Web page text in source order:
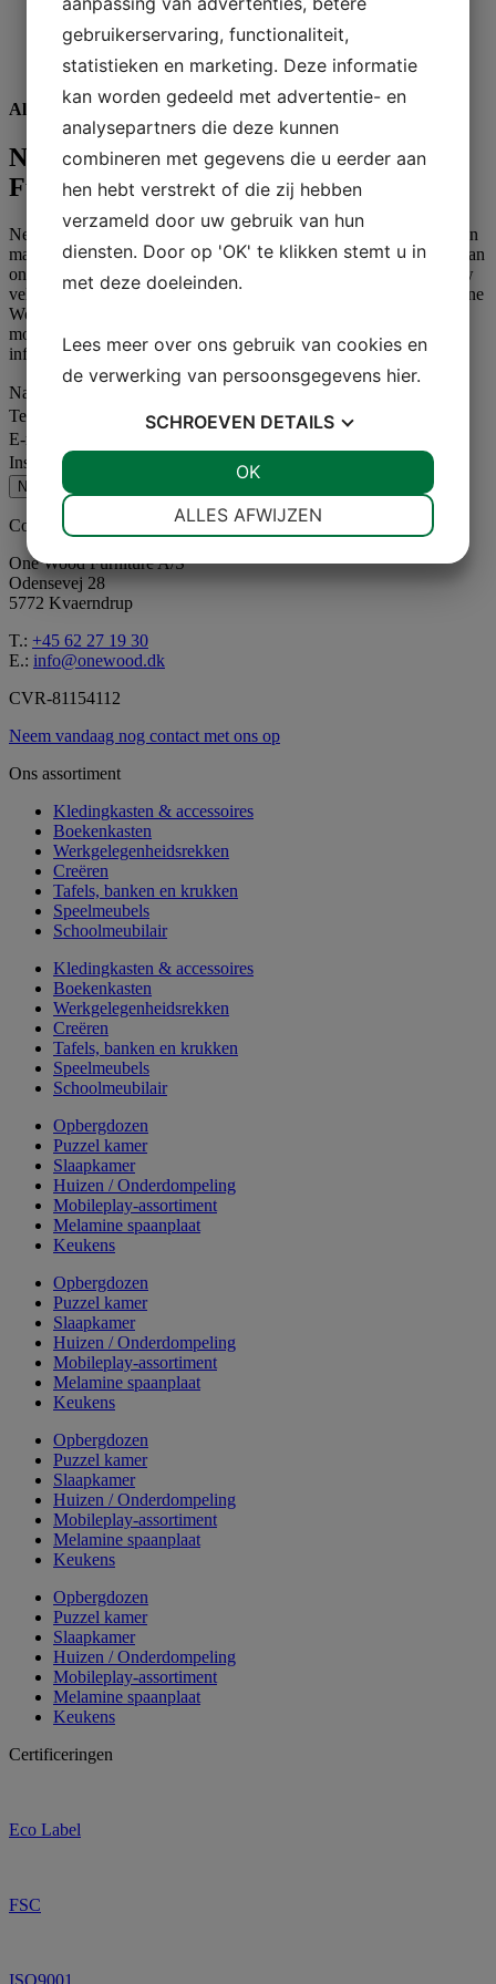
Als je meer wilt weten...
Neem contact op met One Wood
Furniture
Neem contact op met One Wood Furniture als u meer informatie en
materialen nodig heeft - of als u persoonlijk contact wilt met een van
onze adviseurs en adviseurs, die u veel meer kan vertellen over uw
vele mogelijkheden met meubilair voor de instelling/school van One
Wood Furniture. Vul het contactformulier in en wij nemen zo snel
mogelijk contact met u op met de contactpersoon of de gewenste
informatie.
Naam
Telefoon
E-mail
Instelling, school of organisatie
Neem contact met ons op over uw project en ideeën
Contactgegevens
One Wood Furniture A/S
Odensevej 28
5772 Kvaerndrup
T.: +45 62 27 19 30
E.: info@onewood.dk
CVR-81154112
Neem vandaag nog contact met ons op
Ons assortiment
Kledingkasten & accessoires
Boekenkasten
Werkgelegenheidsrekken
Creëren
Tafels, banken en krukken
Speelmeubels
Schoolmeubilair
Kledingkasten & accessoires
Boekenkasten
Werkgelegenheidsrekken
Creëren
Tafels, banken en krukken
Speelmeubels
Schoolmeubilair
Opbergdozen
Puzzel kamer
Slaapkamer
Huizen / Onderdompeling
Mobileplay-assortiment
Melamine spaanplaat
Keukens
Opbergdozen
Puzzel kamer
Slaapkamer
Huizen / Onderdompeling
Mobileplay-assortiment
Melamine spaanplaat
Keukens
Opbergdozen
Puzzel kamer
Slaapkamer
Huizen / Onderdompeling
Mobileplay-assortiment
Melamine spaanplaat
Keukens
Opbergdozen
Puzzel kamer
Slaapkamer
Huizen / Onderdompeling
Mobileplay-assortiment
Melamine spaanplaat
Keukens
Certificeringen
Eco Label
FSC
ISO9001
gebruikerservaring, functionaliteit,
statistieken en marketing. Deze informatie
kan worden gedeeld met advertentie- en
analysepartners die deze kunnen
combineren met gegevens die u eerder aan
hen hebt verstrekt of die zij hebben
verzameld door uw gebruik van hun
diensten. Door op 'OK' te klikken stemt u in
met deze doeleinden.
Lees meer over ons gebruik van cookies en
de verwerking van persoonsgegevens hier.
SCHROEVEN DETAILS
ALLES AFWIJZEN
OK